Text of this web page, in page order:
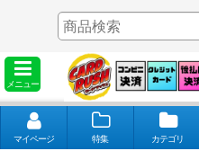
メニュー
マイページ 特集 カテゴリ